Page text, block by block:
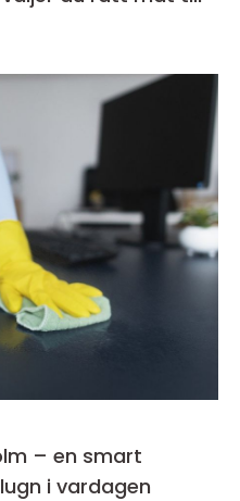
– en smart
i vardagen